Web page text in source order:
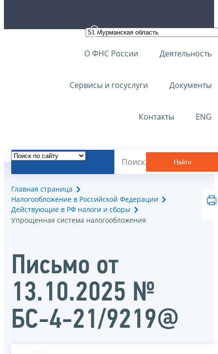
О ФНС России Деятельность
Сервисы и госуслуги Документы
Контакты ENG
Найти
Главная страница
Налогообложение в Российской Федерации
Действующие в РФ налоги и сборы
Упрощенная система налогообложения
Письмо от
13.10.2025 №
БС-4-21/9219@